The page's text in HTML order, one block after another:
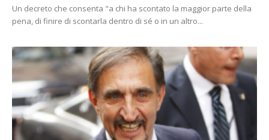
Un decreto che consenta "a chi ha scontato la maggior parte della
pena, di finire di scontarla dentro di sé o in un altro...